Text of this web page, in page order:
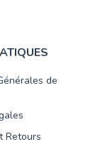
de
Retours